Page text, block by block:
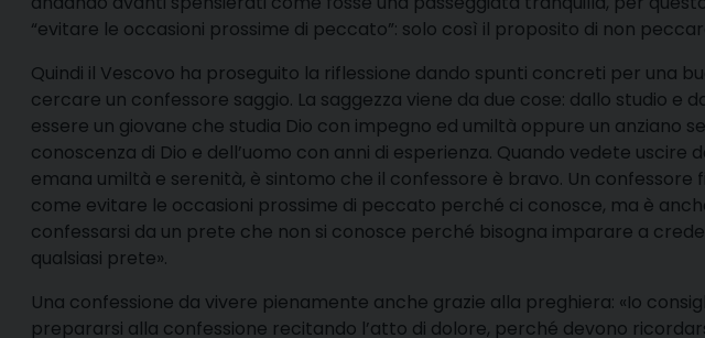
“evitare le occasioni prossime di peccato”: solo così il proposito di non
Quindi il Vescovo ha proseguito la riflessione dando spunti concreti per una
cercare un confessore saggio. La saggezza viene da due cose: dallo studio e
essere un giovane che studia Dio con impegno ed umiltà oppure un anziano
conoscenza di Dio e dell’uomo con anni di esperienza. Quando vedete uscire
emana umiltà e serenità, è sintomo che il confessore è bravo. Un confessore
come evitare le occasioni prossime di peccato perché ci conosce, ma è
confessarsi da un prete che non si conosce perché bisogna imparare a
qualsiasi prete».
Una confessione da vivere pienamente anche grazie alla preghiera: «Io
prepararsi alla confessione recitando l’atto di dolore, perché devono